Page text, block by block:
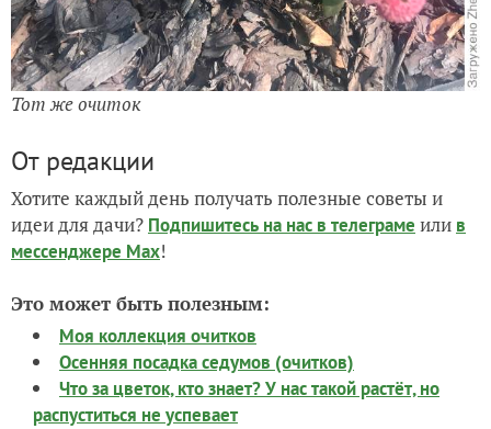
Тот же очиток
От редакции
Хотите каждый день получать полезные советы и
идеи для дачи? Подпишитесь на нас в телеграме или в
мессенджере Max!
Это может быть полезным:
Моя коллекция очитков
Осенняя посадка седумов (очитков)
Что за цветок, кто знает? У нас такой растёт, но
распуститься не успевает